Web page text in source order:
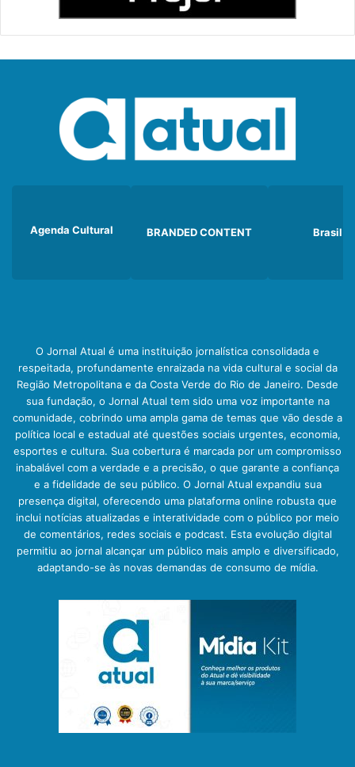
Agenda Cultural BRANDED CONTENT Brasil
O Jornal Atual é uma instituição jornalística consolidada e
respeitada, profundamente enraizada na vida cultural e social da
Região Metropolitana e da Costa Verde do Rio de Janeiro. Desde
sua fundação, o Jornal Atual tem sido uma voz importante na
comunidade, cobrindo uma ampla gama de temas que vão desde a
política local e estadual até questões sociais urgentes, economia,
esportes e cultura. Sua cobertura é marcada por um compromisso
inabalável com a verdade e a precisão, o que garante a confiança
e a fidelidade de seu público. O Jornal Atual expandiu sua
presença digital, oferecendo uma plataforma online robusta que
inclui notícias atualizadas e interatividade com o público por meio
de comentários, redes sociais e podcast. Esta evolução digital
permitiu ao jornal alcançar um público mais amplo e diversificado,
adaptando-se às novas demandas de consumo de mídia.